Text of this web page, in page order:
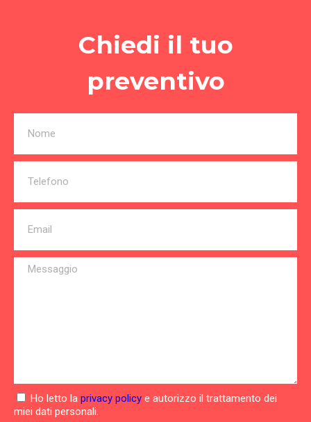
Chiedi il tuo
preventivo
Ho letto la privacy policy e autorizzo il trattamento dei
miei dati personali.